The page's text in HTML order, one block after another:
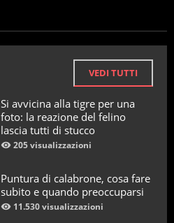
VEDI TUTTI
Si avvicina alla tigre per una
foto: la reazione del felino
lascia tutti di stucco
205 visualizzazioni
Puntura di calabrone, cosa fare
subito e quando preoccuparsi
11.530 visualizzazioni